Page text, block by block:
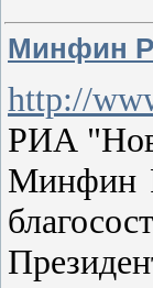
Минфин
http://
РИА
Минфин